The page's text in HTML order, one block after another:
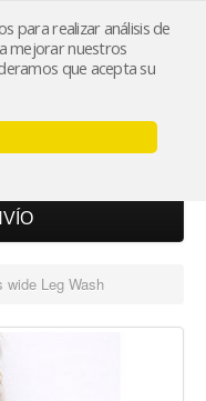
para realizar análisis de
mejorar nuestros
que acepta su
Mi cuenta
wide Leg Wash